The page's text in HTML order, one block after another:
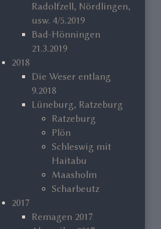
Radolfzell, Nördlingen,
usw. 4/5.2019
Bad-Hönningen
21.3.2019
2018
Die Weser entlang
9.2018
Lüneburg, Ratzeburg
Ratzeburg
Plön
Schleswig mit
Haitabu
Maasholm
Scharbeutz
2017
Remagen 2017